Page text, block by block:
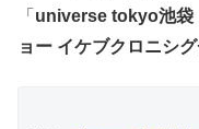
「 universe tokyo池袋
ョー イケブクロニシグ